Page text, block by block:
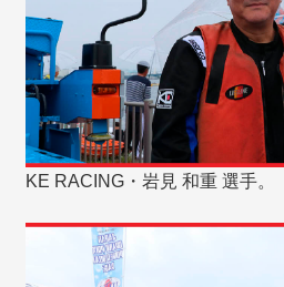
KE RACING・岩見 和重 選手。